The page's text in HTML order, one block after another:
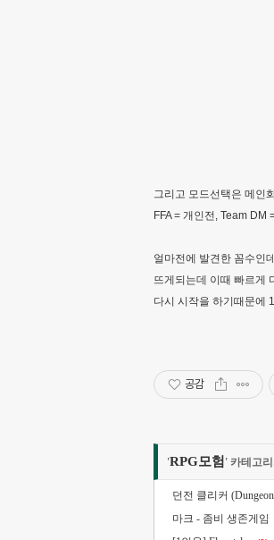
그리고 모드선택은 메인
FFA = 개인전, Team
얼마전에 발견한 꼼수인
뜨게되는데 이때 빠르게
다시 시작을 하기때문에
공감
'RPG모험 ' 카테고
던전 클리커
마크 - 좀비 생존게임